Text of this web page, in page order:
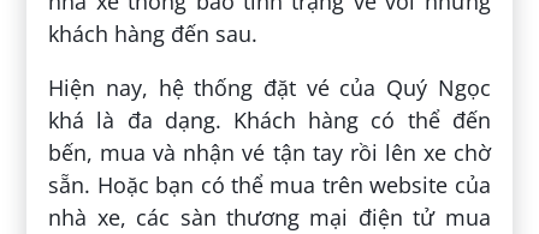
khách hàng đến sau.
Hiện nay, hệ thống đặt vé của Quý Ngọc
khá là đa dạng. Khách hàng có thể đến
bến, mua và nhận vé tận tay rồi lên xe chờ
sẵn. Hoặc bạn có thể mua trên website của
nhà xe, các sàn thương mại điện tử mua